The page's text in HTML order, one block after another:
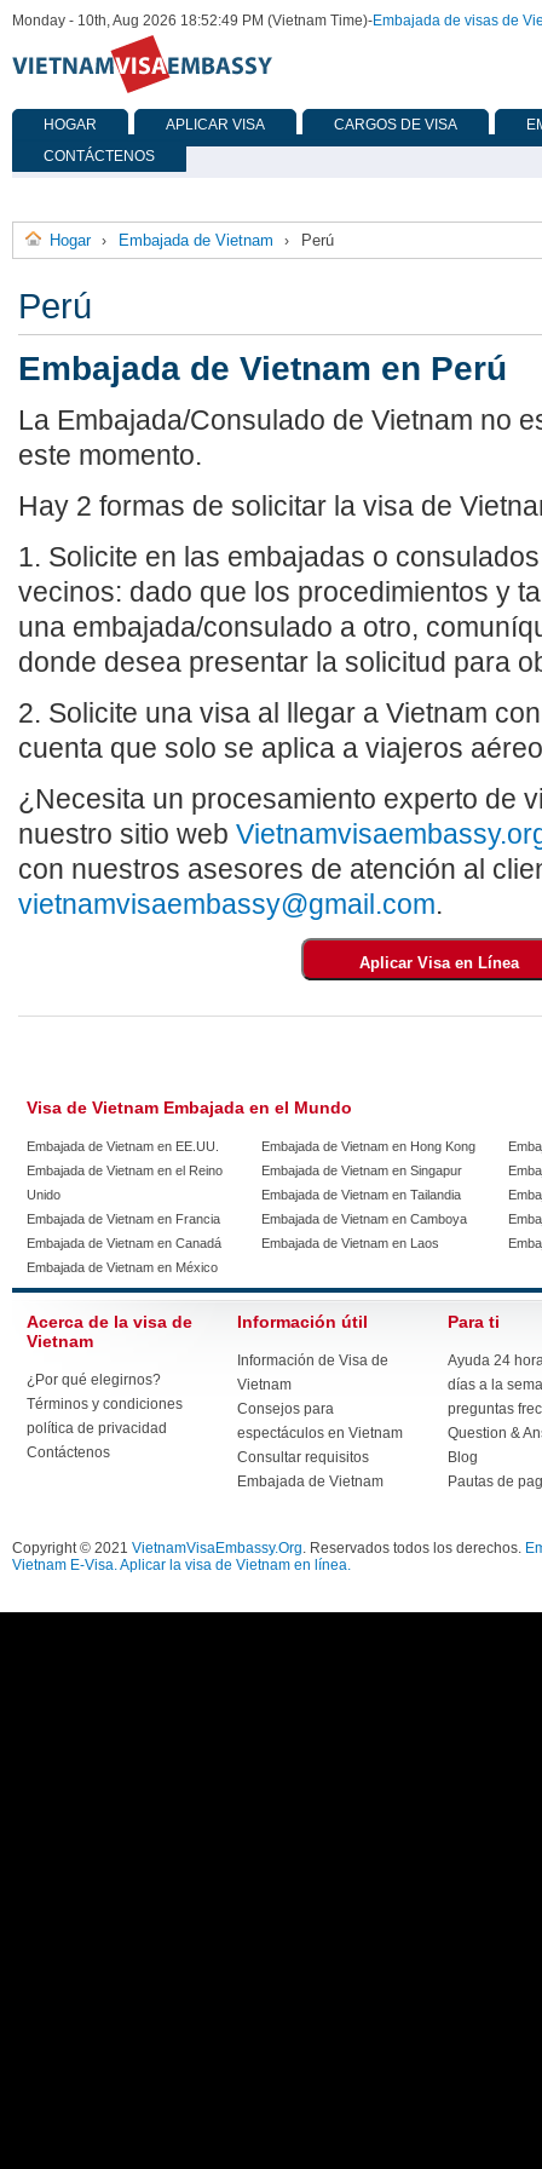
Monday - 10th, Aug 2026 18:52:49 PM (Vietnam Time)-Embajada de visas de
HOGAR APLICAR VISA CARGOS DE VISA
CONTÁCTENOS
Hogar › Embajada de Vietnam › Perú
Perú
Embajada de Vietnam en Perú
La Embajada/Consulado de Vietnam no
este momento.
Hay 2 formas de solicitar la visa de
1. Solicite en las embajadas o
vecinos: dado que los procedimientos y
una embajada/consulado a otro,
donde desea presentar la solicitud para
2. Solicite una visa al llegar a Vietnam
cuenta que solo se aplica a viajeros
¿Necesita un procesamiento experto de
nuestro sitio web
con nuestros asesores de atención al
vietnamvisaembassy@gmail.com.
Visa de Vietnam Embajada en el Mundo
Embajada de Vietnam en EE.UU.
Embajada de Vietnam en el Reino
Unido
Embajada de Vietnam en Francia
Embajada de Vietnam en Canadá
Embajada de Vietnam en México
Embajada de Vietnam en Hong Kong
Embajada de Vietnam en Singapur
Embajada de Vietnam en Tailandia
Embajada de Vietnam en Camboya
Embajada de Vietnam en Laos
Acerca de la visa de
Vietnam
¿Por qué elegirnos?
Términos y condiciones
política de privacidad
Contáctenos
Información útil
Información de Visa de
Vietnam
Consejos para
espectáculos en Vietnam
Consultar requisitos
Embajada de Vietnam
Para ti
Ayuda 24
días a la
preguntas
Question &
Blog
Pautas de
Copyright © 2021 VietnamVisaEmbassy.Org. Reservados todos los derechos.
Vietnam E-Visa. Aplicar la visa de Vietnam en línea.